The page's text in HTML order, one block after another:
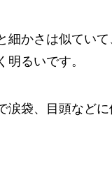
細かさは似てい
明るいです。
涙袋、目頭など